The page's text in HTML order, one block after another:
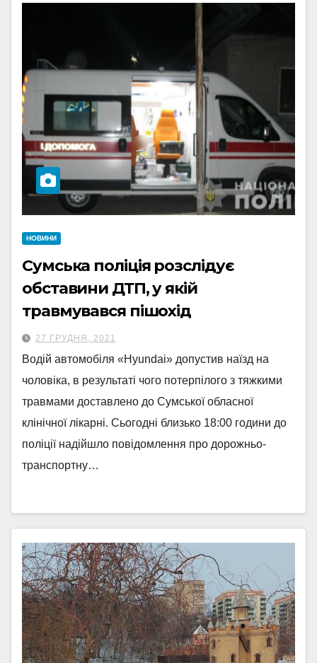
НОВИНИ
Сумська поліція розслідує
обставини ДТП, у якій
травмувався пішохід
27 ГРУДНЯ, 2021
Водій автомобіля «Hyundai» допустив наїзд на
чоловіка, в результаті чого потерпілого з тяжкими
травмами доставлено до Сумської обласної
клінічної лікарні. Сьогодні близько 18:00 години до
поліції надійшло повідомлення про дорожньо-
транспортну…